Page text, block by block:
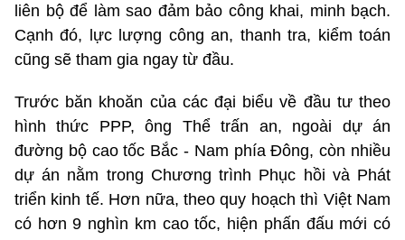
liên bộ để làm sao đảm bảo công khai, minh bạch.
Cạnh đó, lực lượng công an, thanh tra, kiểm toán
cũng sẽ tham gia ngay từ đầu.
Trước băn khoăn của các đại biểu về đầu tư theo
hình thức PPP, ông Thể trấn an, ngoài dự án
đường bộ cao tốc Bắc - Nam phía Đông, còn nhiều
dự án nằm trong Chương trình Phục hồi và Phát
triển kinh tế. Hơn nữa, theo quy hoạch thì Việt Nam
có hơn 9 nghìn km cao tốc, hiện phấn đấu mới có